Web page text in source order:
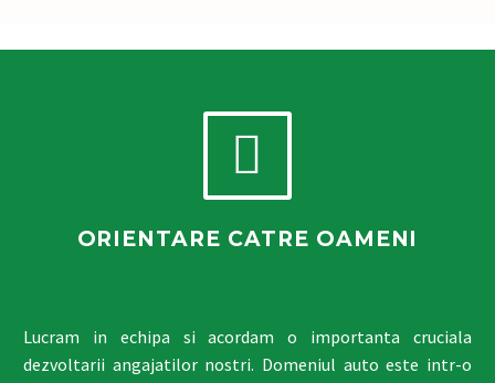


ORIENTARE CATRE OAMENI
Lucram in echipa si acordam o importanta cruciala
dezvoltarii angajatilor nostri. Domeniul auto este intr-o